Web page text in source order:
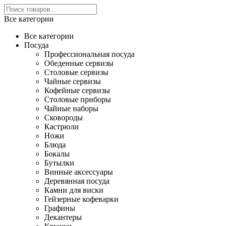
Все категории
Все категории
Посуда
Профессиональная посуда
Обеденные сервизы
Столовые сервизы
Чайные сервизы
Кофейные сервизы
Столовые приборы
Чайные наборы
Сковороды
Кастрюли
Ножи
Блюда
Бокалы
Бутылки
Винные аксессуары
Деревянная посуда
Камни для виски
Гейзерные кофеварки
Графины
Декантеры